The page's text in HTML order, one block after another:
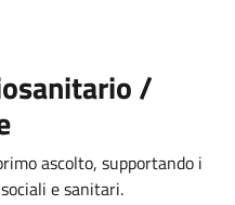
/
ascolto, supportando i
e sanitari.